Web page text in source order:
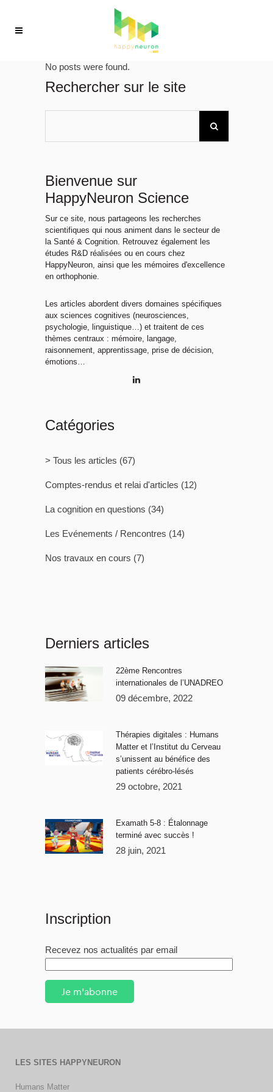
No posts were found.
Rechercher sur le site
Bienvenue sur
HappyNeuron Science
Sur ce site, nous partageons les recherches
scientifiques qui nous animent dans le secteur de
la Santé & Cognition. Retrouvez également les
études R&D réalisées ou en cours chez
HappyNeuron, ainsi que les mémoires d'excellence
en orthophonie.
Les articles abordent divers domaines spécifiques
aux sciences cognitives (neurosciences,
psychologie, linguistique…) et traitent de ces
thèmes centraux : mémoire, langage,
raisonnement, apprentissage, prise de décision,
émotions…
Catégories
> Tous les articles (67)
Comptes-rendus et relai d'articles (12)
La cognition en questions (34)
Les Evénements / Rencontres (14)
Nos travaux en cours (7)
Derniers articles
22ème Rencontres
internationales de l’UNADREO
09 décembre, 2022
Thérapies digitales : Humans
Matter et l’Institut du Cerveau
s’unissent au bénéfice des
patients cérébro-lésés
29 octobre, 2021
Examath 5-8 : Étalonnage
terminé avec succès !
28 juin, 2021
Inscription
Recevez nos actualités par email
Je m'abonne
LES SITES HAPPYNEURON
Humans Matter